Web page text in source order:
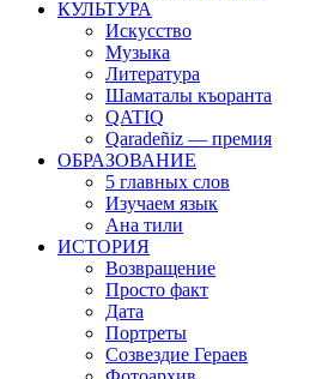
КУЛЬТУРА
Искусство
Музыка
Литература
Шаматалы къоранта
QATIQ
Qaradeñiz — премия
ОБРАЗОВАНИЕ
5 главных слов
Изучаем язык
Ана тили
ИСТОРИЯ
Возвращение
Просто факт
Дата
Портреты
Созвездие Гераев